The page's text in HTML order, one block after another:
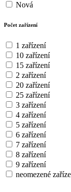
Nová
Počet zařízení
1 zařízení
10 zařízení
15 zařízení
2 zařízení
20 zařízení
25 zařízení
3 zařízení
4 zařízení
5 zařízení
6 zařízení
7 zařízení
8 zařízení
9 zařízení
neomezené